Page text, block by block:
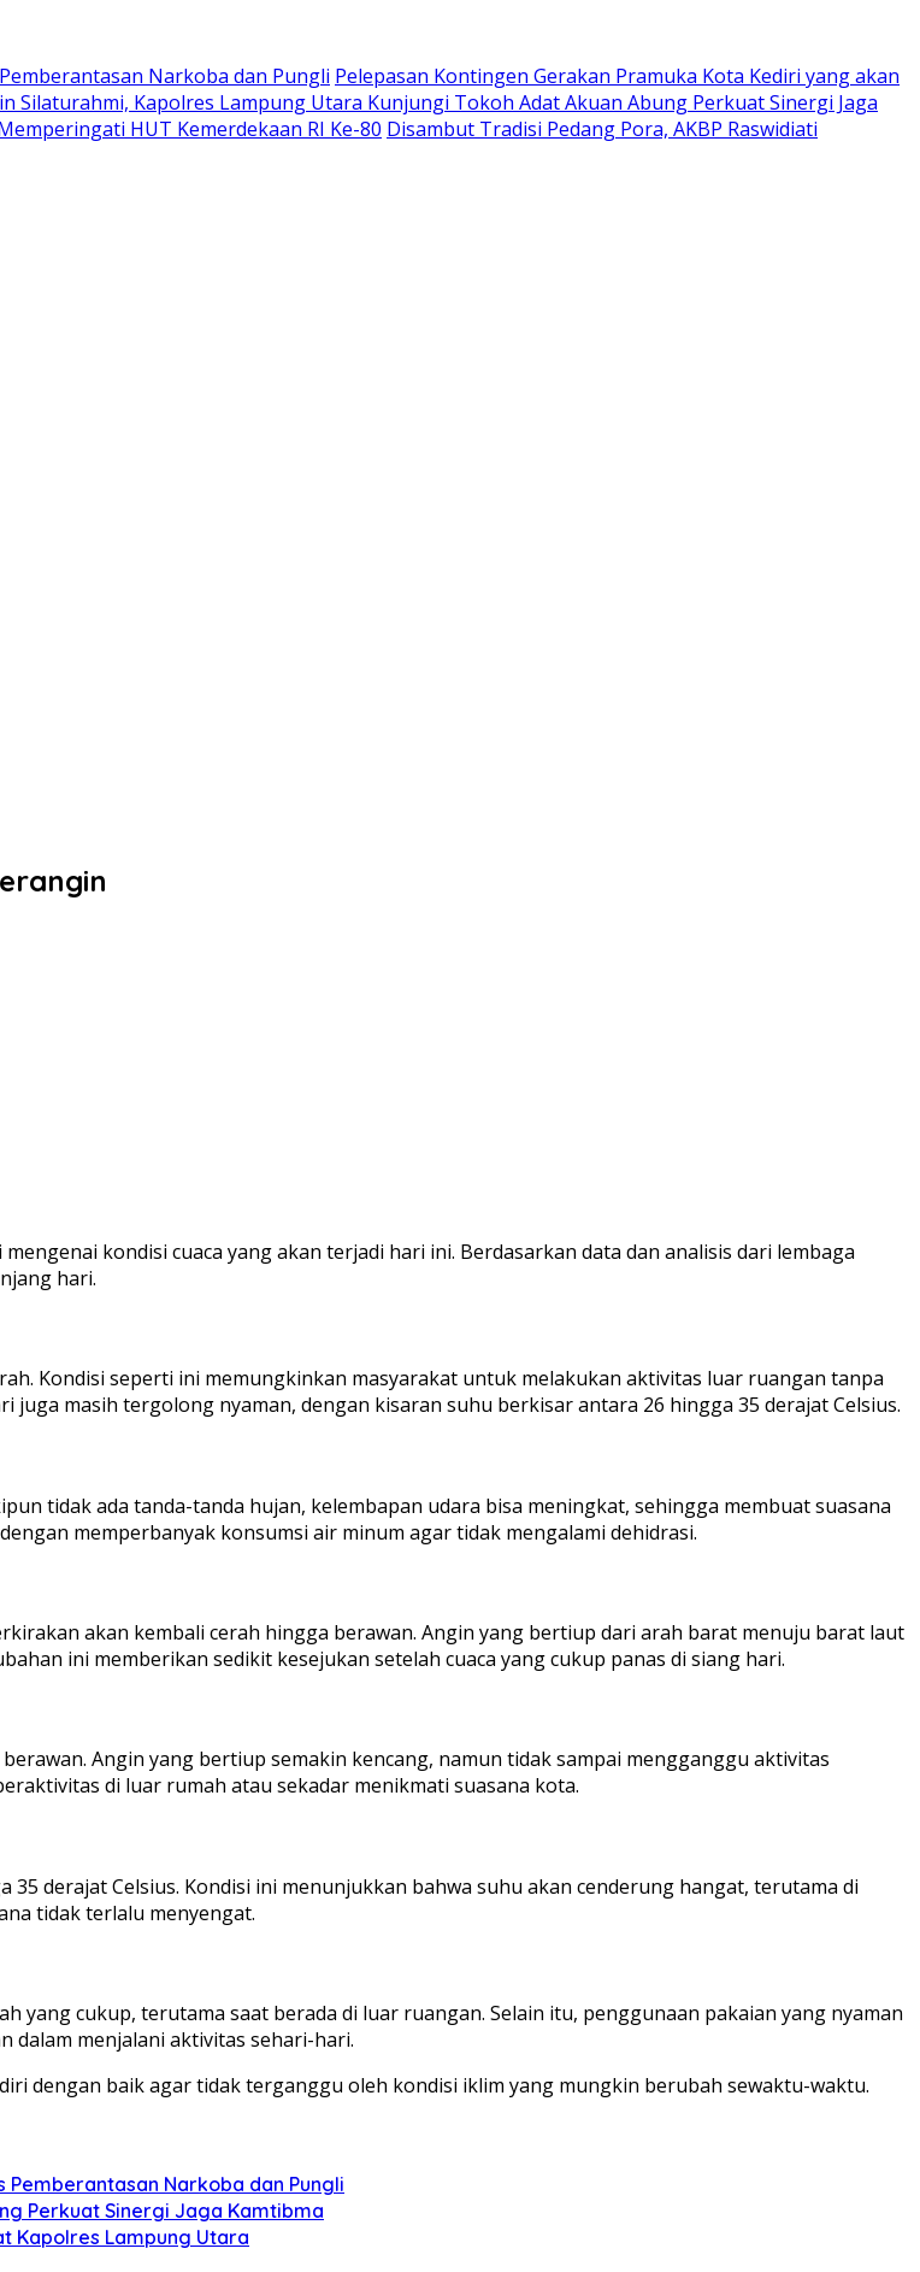
Narkoba dan Pungli Pelepasan Kontingen Gerakan Pramuka Kota Kediri yang akan
Silaturahmi, Kapolres Lampung Utara Kunjungi Tokoh Adat Akuan Abung Perkuat Sinergi Jaga
HUT Kemerdekaan RI Ke-80 Disambut Tradisi Pedang Pora, AKBP Raswidiati
kondisi cuaca yang akan terjadi hari ini. Berdasarkan data dan analisis dari lembaga
hari.
Kondisi seperti ini memungkinkan masyarakat untuk melakukan aktivitas luar ruangan tanpa
masih tergolong nyaman, dengan kisaran suhu berkisar antara 26 hingga 35 derajat Celsius.
tidak ada tanda-tanda hujan, kelembapan udara bisa meningkat, sehingga membuat suasana
memperbanyak konsumsi air minum agar tidak mengalami dehidrasi.
akan kembali cerah hingga berawan. Angin yang bertiup dari arah barat menuju barat laut
ini memberikan sedikit kesejukan setelah cuaca yang cukup panas di siang hari.
Angin yang bertiup semakin kencang, namun tidak sampai mengganggu aktivitas
di luar rumah atau sekadar menikmati suasana kota.
derajat Celsius. Kondisi ini menunjukkan bahwa suhu akan cenderung hangat, terutama di
tidak terlalu menyengat.
yang cukup, terutama saat berada di luar ruangan. Selain itu, penggunaan pakaian yang nyaman
dalam menjalani aktivitas sehari-hari.
dengan baik agar tidak terganggu oleh kondisi iklim yang mungkin berubah sewaktu-waktu.
Narkoba dan Pungli
Perkuat Sinergi Jaga Kamtibma
Kapolres Lampung Utara